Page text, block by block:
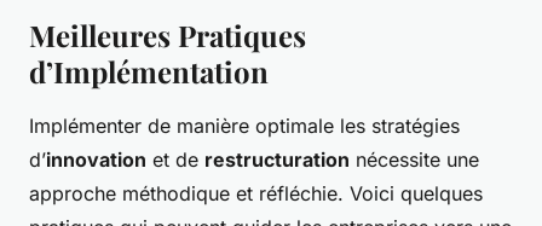
Meilleures Pratiques
d’Implémentation
Implémenter de manière optimale les stratégies
d’innovation et de restructuration nécessite une
approche méthodique et réfléchie. Voici quelques